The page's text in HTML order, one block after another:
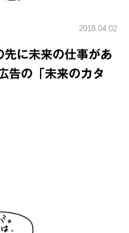
2018.04.02
に未来の仕事があ
告の「未来のカタ